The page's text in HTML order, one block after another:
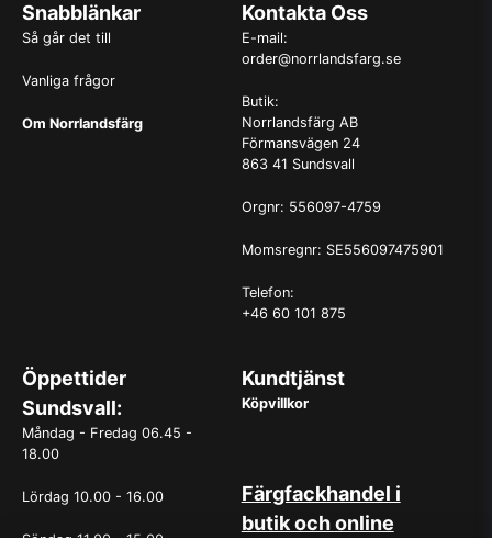
Snabblänkar
Så går det till
Vanliga frågor
Om Norrlandsfärg
Kontakta Oss
E-mail:
order@norrlandsfarg.se
Butik:
Norrlandsfärg AB
Förmansvägen 24
863 41 Sundsvall
Orgnr: 556097-4759
Momsregnr: SE556097475901
Telefon:
+46 60 101 875
Öppettider
Sundsvall:
Måndag - Fredag 06.45 -
18.00
Lördag 10.00 - 16.00
Söndag 11.00 - 15.00
Kundtjänst
Köpvillkor
Färgfackhandel i
butik och online